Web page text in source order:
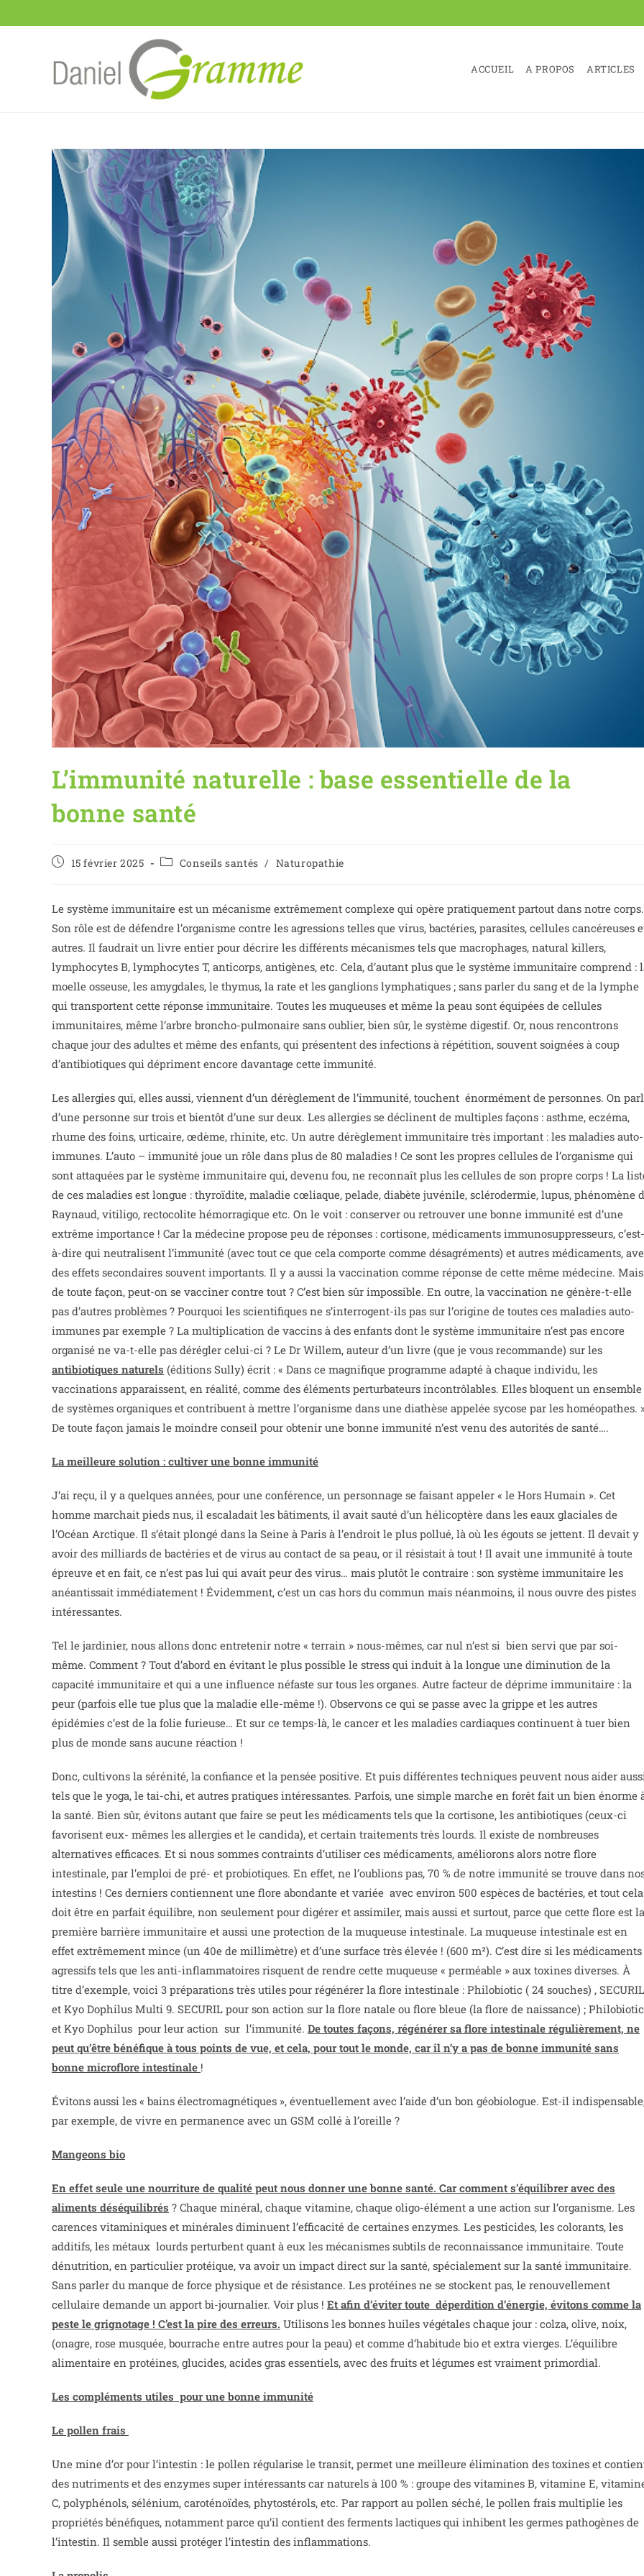
ACCUEIL A PROPOS ARTICLES
L’immunité naturelle : base essentielle de la
bonne santé
15 février 2025 Conseils santés / Naturopathie
Le système immunitaire est un mécanisme extrêmement complexe qui opère pratiquement partout dans notre corps.
Son rôle est de défendre l’organisme contre les agressions telles que virus, bactéries, parasites, cellules cancéreuses
autres. Il faudrait un livre entier pour décrire les différents mécanismes tels que macrophages, natural killers,
lymphocytes B, lymphocytes T, anticorps, antigènes, etc. Cela, d’autant plus que le système immunitaire comprend :
moelle osseuse, les amygdales, le thymus, la rate et les ganglions lymphatiques ; sans parler du sang et de la lymphe
qui transportent cette réponse immunitaire. Toutes les muqueuses et même la peau sont équipées de cellules
immunitaires, même l’arbre broncho-pulmonaire sans oublier, bien sûr, le système digestif. Or, nous rencontrons
chaque jour des adultes et même des enfants, qui présentent des infections à répétition, souvent soignées à coup
d’antibiotiques qui dépriment encore davantage cette immunité.
Les allergies qui, elles aussi, viennent d’un dérèglement de l’immunité, touchent énormément de personnes. On
d’une personne sur trois et bientôt d’une sur deux. Les allergies se déclinent de multiples façons : asthme, eczéma,
rhume des foins, urticaire, œdème, rhinite, etc. Un autre dérèglement immunitaire très important : les maladies auto-
immunes. L’auto – immunité joue un rôle dans plus de 80 maladies ! Ce sont les propres cellules de l’organisme qui
sont attaquées par le système immunitaire qui, devenu fou, ne reconnaît plus les cellules de son propre corps ! La
de ces maladies est longue : thyroïdite, maladie cœliaque, pelade, diabète juvénile, sclérodermie, lupus, phénomène
Raynaud, vitiligo, rectocolite hémorragique etc. On le voit : conserver ou retrouver une bonne immunité est d’une
extrême importance ! Car la médecine propose peu de réponses : cortisone, médicaments immunosuppresseurs, c’est-
à-dire qui neutralisent l’immunité (avec tout ce que cela comporte comme désagréments) et autres médicaments,
des effets secondaires souvent importants. Il y a aussi la vaccination comme réponse de cette même médecine. Mais
de toute façon, peut-on se vacciner contre tout ? C’est bien sûr impossible. En outre, la vaccination ne génère-t-elle
pas d’autres problèmes ? Pourquoi les scientifiques ne s’interrogent-ils pas sur l’origine de toutes ces maladies auto-
immunes par exemple ? La multiplication de vaccins à des enfants dont le système immunitaire n’est pas encore
organisé ne va-t-elle pas dérégler celui-ci ? Le Dr Willem, auteur d’un livre (que je vous recommande) sur les
antibiotiques naturels (éditions Sully) écrit : « Dans ce magnifique programme adapté à chaque individu, les
vaccinations apparaissent, en réalité, comme des éléments perturbateurs incontrôlables. Elles bloquent un ensemble
de systèmes organiques et contribuent à mettre l’organisme dans une diathèse appelée sycose par les homéopathes.
De toute façon jamais le moindre conseil pour obtenir une bonne immunité n’est venu des autorités de santé….
La meilleure solution : cultiver une bonne immunité
J’ai reçu, il y a quelques années, pour une conférence, un personnage se faisant appeler « le Hors Humain ». Cet
homme marchait pieds nus, il escaladait les bâtiments, il avait sauté d’un hélicoptère dans les eaux glaciales de
l’Océan Arctique. Il s’était plongé dans la Seine à Paris à l’endroit le plus pollué, là où les égouts se jettent. Il devait y
avoir des milliards de bactéries et de virus au contact de sa peau, or il résistait à tout ! Il avait une immunité à toute
épreuve et en fait, ce n’est pas lui qui avait peur des virus… mais plutôt le contraire : son système immunitaire les
anéantissait immédiatement ! Évidemment, c’est un cas hors du commun mais néanmoins, il nous ouvre des pistes
intéressantes.
Tel le jardinier, nous allons donc entretenir notre « terrain » nous-mêmes, car nul n’est si bien servi que par soi-
même. Comment ? Tout d’abord en évitant le plus possible le stress qui induit à la longue une diminution de la
capacité immunitaire et qui a une influence néfaste sur tous les organes. Autre facteur de déprime immunitaire : la
peur (parfois elle tue plus que la maladie elle-même !). Observons ce qui se passe avec la grippe et les autres
épidémies c’est de la folie furieuse… Et sur ce temps-là, le cancer et les maladies cardiaques continuent à tuer bien
plus de monde sans aucune réaction !
Donc, cultivons la sérénité, la confiance et la pensée positive. Et puis différentes techniques peuvent nous aider
tels que le yoga, le tai-chi, et autres pratiques intéressantes. Parfois, une simple marche en forêt fait un bien énorme
la santé. Bien sûr, évitons autant que faire se peut les médicaments tels que la cortisone, les antibiotiques (ceux-ci
favorisent eux- mêmes les allergies et le candida), et certain traitements très lourds. Il existe de nombreuses
alternatives efficaces. Et si nous sommes contraints d’utiliser ces médicaments, améliorons alors notre flore
intestinale, par l’emploi de pré- et probiotiques. En effet, ne l’oublions pas, 70 % de notre immunité se trouve dans
intestins ! Ces derniers contiennent une flore abondante et variée avec environ 500 espèces de bactéries, et tout cela
doit être en parfait équilibre, non seulement pour digérer et assimiler, mais aussi et surtout, parce que cette flore est la
première barrière immunitaire et aussi une protection de la muqueuse intestinale. La muqueuse intestinale est en
effet extrêmement mince (un 40e de millimètre) et d’une surface très élevée ! (600 m²). C’est dire si les médicaments
agressifs tels que les anti-inflammatoires risquent de rendre cette muqueuse « perméable » aux toxines diverses. À
titre d’exemple, voici 3 préparations très utiles pour régénérer la flore intestinale : Philobiotic ( 24 souches) , SECURIL
et Kyo Dophilus Multi 9. SECURIL pour son action sur la flore natale ou flore bleue (la flore de naissance) ; Philobiotic
et Kyo Dophilus pour leur action sur l’immunité. De toutes façons, régénérer sa flore intestinale régulièrement, ne
peut qu’être bénéfique à tous points de vue, et cela, pour tout le monde, car il n’y a pas de bonne immunité sans
bonne microflore intestinale !
Évitons aussi les « bains électromagnétiques », éventuellement avec l’aide d’un bon géobiologue. Est-il
par exemple, de vivre en permanence avec un GSM collé à l’oreille ?
Mangeons bio
En effet seule une nourriture de qualité peut nous donner une bonne santé. Car comment s’équilibrer avec des
aliments déséquilibrés ? Chaque minéral, chaque vitamine, chaque oligo-élément a une action sur l’organisme. Les
carences vitaminiques et minérales diminuent l’efficacité de certaines enzymes. Les pesticides, les colorants, les
additifs, les métaux lourds perturbent quant à eux les mécanismes subtils de reconnaissance immunitaire. Toute
dénutrition, en particulier protéique, va avoir un impact direct sur la santé, spécialement sur la santé immunitaire.
Sans parler du manque de force physique et de résistance. Les protéines ne se stockent pas, le renouvellement
cellulaire demande un apport bi-journalier. Voir plus ! Et afin d’éviter toute déperdition d’énergie, évitons comme la
peste le grignotage ! C’est la pire des erreurs. Utilisons les bonnes huiles végétales chaque jour : colza, olive, noix,
(onagre, rose musquée, bourrache entre autres pour la peau) et comme d’habitude bio et extra vierges. L’équilibre
alimentaire en protéines, glucides, acides gras essentiels, avec des fruits et légumes est vraiment primordial.
Les compléments utiles pour une bonne immunité
Le pollen frais
Une mine d’or pour l’intestin : le pollen régularise le transit, permet une meilleure élimination des toxines et
des nutriments et des enzymes super intéressants car naturels à 100 % : groupe des vitamines B, vitamine E,
C, polyphénols, sélénium, caroténoïdes, phytostérols, etc. Par rapport au pollen séché, le pollen frais multiplie les
propriétés bénéfiques, notamment parce qu’il contient des ferments lactiques qui inhibent les germes pathogènes de
l’intestin. Il semble aussi protéger l’intestin des inflammations.